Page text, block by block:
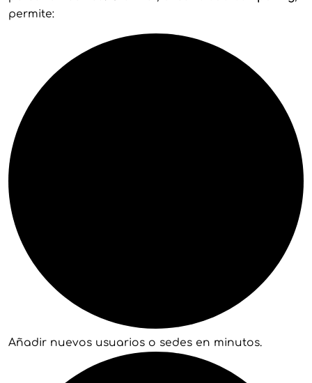
permite:
Añadir nuevos usuarios o sedes en minutos.